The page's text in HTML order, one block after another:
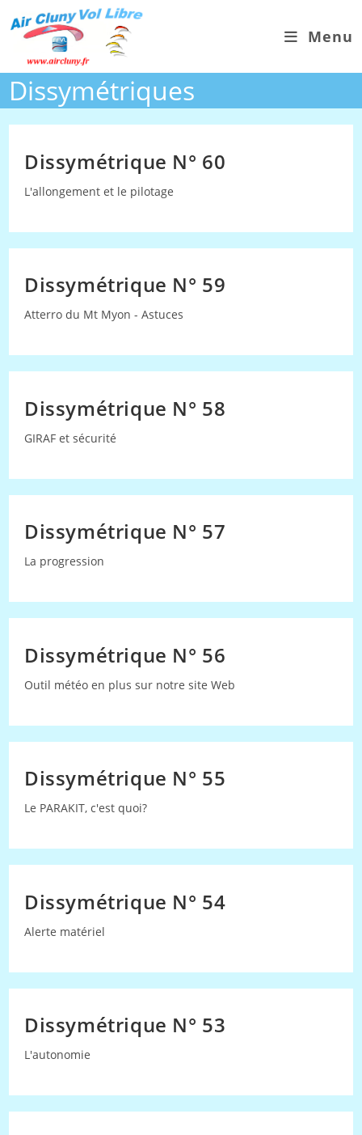
Menu
Dissymétriques
Dissymétrique N° 60
L'allongement et le pilotage
Dissymétrique N° 59
Atterro du Mt Myon - Astuces
Dissymétrique N° 58
GIRAF et sécurité
Dissymétrique N° 57
La progression
Dissymétrique N° 56
Outil météo en plus sur notre site Web
Dissymétrique N° 55
Le PARAKIT, c'est quoi?
Dissymétrique N° 54
Alerte matériel
Dissymétrique N° 53
L'autonomie